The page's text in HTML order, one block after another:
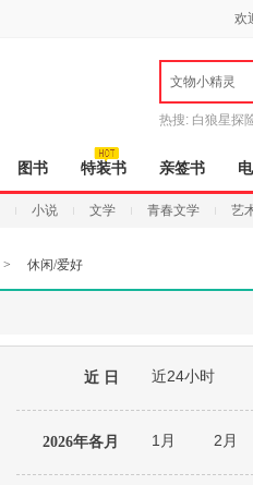
欢
文物小精灵
热搜: 白狼星探
图书 特装书 亲签书
小说 文学 青春文学 艺
> 休闲/爱好
近 日 近24小时
2026年各月 1月 2月